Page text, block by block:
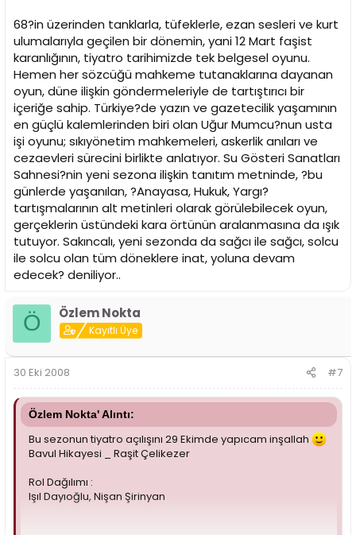
68?in üzerinden tanklarla, tüfeklerle, ezan sesleri ve kurt
ulumalarıyla geçilen bir dönemin, yani 12 Mart faşist
karanlığının, tiyatro tarihimizde tek belgesel oyunu.
Hemen her sözcüğü mahkeme tutanaklarına dayanan
oyun, düne ilişkin göndermeleriyle de tartıştırıcı bir
içeriğe sahip. Türkiye?de yazın ve gazetecilik yaşamının
en güçlü kalemlerinden biri olan Uğur Mumcu?nun usta
işi oyunu; sıkıyönetim mahkemeleri, askerlik anıları ve
cezaevleri sürecini birlikte anlatıyor. Su Gösteri Sanatları
Sahnesi?nin yeni sezona ilişkin tanıtım metninde, ?bu
günlerde yaşanılan, ?Anayasa, Hukuk, Yargı?
tartışmalarının alt metinleri olarak görülebilecek oyun,
gerçeklerin üstündeki kara örtünün aralanmasına da ışık
tutuyor. Sakıncalı, yeni sezonda da sağcı ile sağcı, solcu
ile solcu olan tüm döneklere inat, yoluna devam
edecek? deniliyor..
Ö Özlem Nokta
Kayıtlı Üye
30 Eki 2008 #7
Özlem Nokta' Alıntı:
Bu sezonun tiyatro açılışını 29 Ekimde yapıcam inşallah
Bavul Hikayesi _ Raşit Çelikezer
Rol Dağılımı :
Işıl Dayıoğlu, Nişan Şirinyan